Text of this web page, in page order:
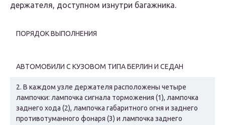
держателя, доступном изнутри багажника.
ПОРЯДОК ВЫПОЛНЕНИЯ
АВТОМОБИЛИ С КУЗОВОМ ТИПА БЕРЛИН И СЕДАН
2. В каждом узле держателя расположены четыре
лампочки: лампочка сигнала торможения (1), лампочка
заднего хода (2), лампочка габаритного огня и заднего
противотуманного фонаря (3) и лампочка заднего